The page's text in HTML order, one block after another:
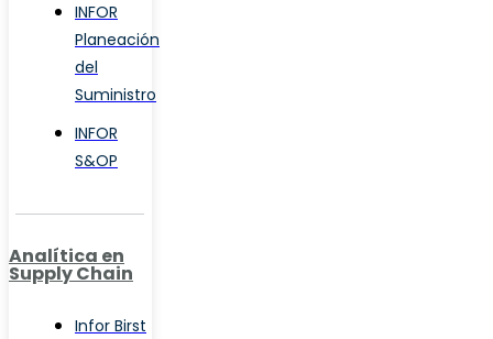
INFOR
Planeación
del
Suministro
INFOR
S&OP
Analítica en
Supply Chain
Infor Birst